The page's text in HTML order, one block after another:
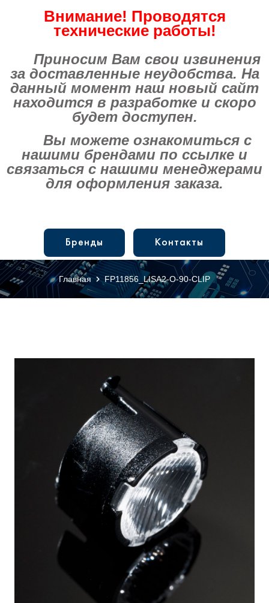
Внимание! Проводятся
технические работы!
Приносим Вам свои извинения
за доставленные неудобства. На
данный момент наш новый сайт
находится в разработке и скоро
будет доступен.
Вы можете ознакомиться с
нашими брендами по ссылке и
связаться с нашими менеджерами
для оформления заказа.
Бренды Контакты
Главная FP11856_LISA2-O-90-CLIP